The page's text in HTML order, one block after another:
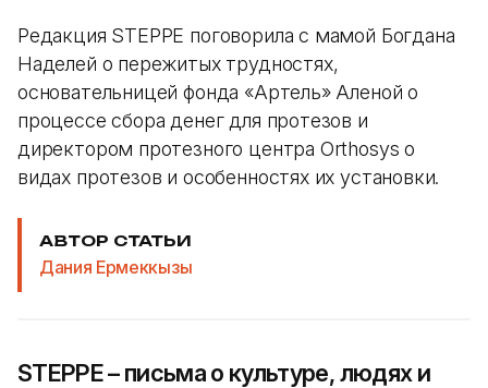
Редакция STEPPE поговорила с мамой Богдана
Наделей о пережитых трудностях,
основательницей фонда «Артель» Аленой о
процессе сбора денег для протезов и
директором протезного центра Orthosys о
видах протезов и особенностях их установки.
АВТОР СТАТЬИ
Дания Ермеккызы
STEPPE – письма о культуре, людях и